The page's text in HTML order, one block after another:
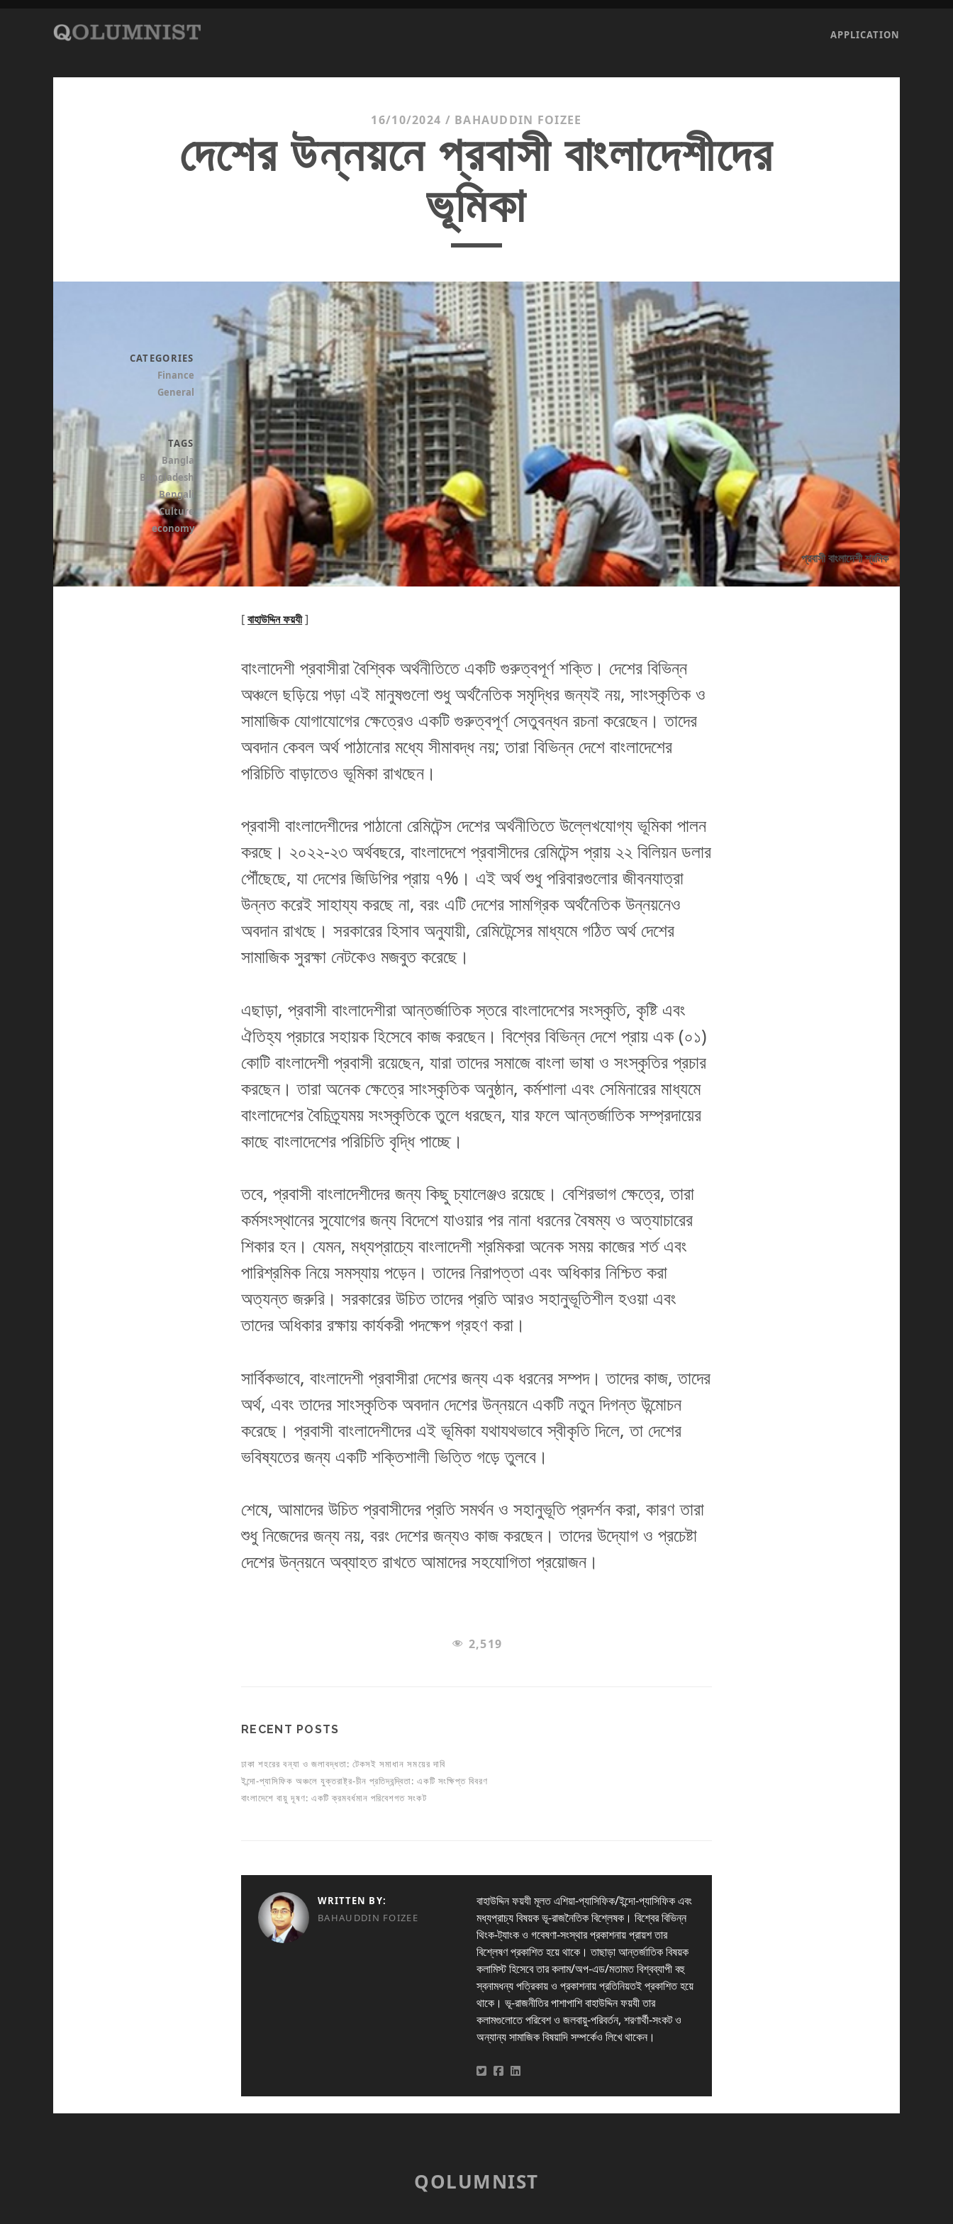
APPLICATION
16/10/2024 / BAHAUDDIN FOIZEE
দেশের উন্নয়নে প্রবাসী বাংলাদেশীদের
ভূমিকা
প্রবাসী বাংলাদেশী শ্রমিক
[বাহাউদ্দিন ফয়যী]
বাংলাদেশী প্রবাসীরা বৈশ্বিক অর্থনীতিতে একটি গুরুত্বপূর্ণ শক্তি। দেশের বিভিন্ন
অঞ্চলে ছড়িয়ে পড়া এই মানুষগুলো শুধু অর্থনৈতিক সমৃদ্ধির জন্যই নয়, সাংস্কৃতিক ও
সামাজিক যোগাযোগের ক্ষেত্রেও একটি গুরুত্বপূর্ণ সেতুবন্ধন রচনা করেছেন। তাদের
অবদান কেবল অর্থ পাঠানোর মধ্যে সীমাবদ্ধ নয়; তারা বিভিন্ন দেশে বাংলাদেশের
পরিচিতি বাড়াতেও ভূমিকা রাখছেন।
প্রবাসী বাংলাদেশীদের পাঠানো রেমিটেন্স দেশের অর্থনীতিতে উল্লেখযোগ্য ভূমিকা পালন
করছে। ২০২২-২৩ অর্থবছরে, বাংলাদেশে প্রবাসীদের রেমিটেন্স প্রায় ২২ বিলিয়ন ডলার
পৌঁছেছে, যা দেশের জিডিপির প্রায় ৭%। এই অর্থ শুধু পরিবারগুলোর জীবনযাত্রা
উন্নত করেই সাহায্য করছে না, বরং এটি দেশের সামগ্রিক অর্থনৈতিক উন্নয়নেও
অবদান রাখছে। সরকারের হিসাব অনুযায়ী, রেমিটেন্সের মাধ্যমে গঠিত অর্থ দেশের
সামাজিক সুরক্ষা নেটকেও মজবুত করেছে।
এছাড়া, প্রবাসী বাংলাদেশীরা আন্তর্জাতিক স্তরে বাংলাদেশের সংস্কৃতি, কৃষ্টি এবং
ঐতিহ্য প্রচারে সহায়ক হিসেবে কাজ করছেন। বিশ্বের বিভিন্ন দেশে প্রায় এক (০১)
কোটি বাংলাদেশী প্রবাসী রয়েছেন, যারা তাদের সমাজে বাংলা ভাষা ও সংস্কৃতির প্রচার
করছেন। তারা অনেক ক্ষেত্রে সাংস্কৃতিক অনুষ্ঠান, কর্মশালা এবং সেমিনারের মাধ্যমে
বাংলাদেশের বৈচিত্র্যময় সংস্কৃতিকে তুলে ধরছেন, যার ফলে আন্তর্জাতিক সম্প্রদায়ের
কাছে বাংলাদেশের পরিচিতি বৃদ্ধি পাচ্ছে।
তবে, প্রবাসী বাংলাদেশীদের জন্য কিছু চ্যালেঞ্জও রয়েছে। বেশিরভাগ ক্ষেত্রে, তারা
কর্মসংস্থানের সুযোগের জন্য বিদেশে যাওয়ার পর নানা ধরনের বৈষম্য ও অত্যাচারের
শিকার হন। যেমন, মধ্যপ্রাচ্যে বাংলাদেশী শ্রমিকরা অনেক সময় কাজের শর্ত এবং
পারিশ্রমিক নিয়ে সমস্যায় পড়েন। তাদের নিরাপত্তা এবং অধিকার নিশ্চিত করা
অত্যন্ত জরুরি। সরকারের উচিত তাদের প্রতি আরও সহানুভূতিশীল হওয়া এবং
তাদের অধিকার রক্ষায় কার্যকরী পদক্ষেপ গ্রহণ করা।
সার্বিকভাবে, বাংলাদেশী প্রবাসীরা দেশের জন্য এক ধরনের সম্পদ। তাদের কাজ, তাদের
অর্থ, এবং তাদের সাংস্কৃতিক অবদান দেশের উন্নয়নে একটি নতুন দিগন্ত উন্মোচন
করেছে। প্রবাসী বাংলাদেশীদের এই ভূমিকা যথাযথভাবে স্বীকৃতি দিলে, তা দেশের
ভবিষ্যতের জন্য একটি শক্তিশালী ভিত্তি গড়ে তুলবে।
শেষে, আমাদের উচিত প্রবাসীদের প্রতি সমর্থন ও সহানুভূতি প্রদর্শন করা, কারণ তারা
শুধু নিজেদের জন্য নয়, বরং দেশের জন্যও কাজ করছেন। তাদের উদ্যোগ ও প্রচেষ্টা
দেশের উন্নয়নে অব্যাহত রাখতে আমাদের সহযোগিতা প্রয়োজন।
2,519
RECENT POSTS
ঢাকা শহরের বন্যা ও জলাবদ্ধতা: টেকসই সমাধান সময়ের দাবি
ইন্দো-প্যাসিফিক অঞ্চলে যুক্তরাষ্ট্র-চীন প্রতিদ্বন্দ্বিতা: একটি সংক্ষিপ্ত বিবরণ
বাংলাদেশে বায়ু দূষণ: একটি ক্রমবর্ধমান পরিবেশগত সংকট
CATEGORIES
Finance
General
TAGS
Bangla
Bangladesh
Bengali
Culture
economy
WRITTEN BY:
BAHAUDDIN FOIZEE
বাহাউদ্দিন ফয়যী মূলত এশিয়া-প্যাসিফিক/ইন্দো-প্যাসিফিক এবং
মধ্যপ্রাচ্য বিষয়ক ভূ-রাজনৈতিক বিশ্লেষক। বিশ্বের বিভিন্ন
থিংক-ট্যাংক ও গবেষণা-সংস্থার প্রকাশনায় প্রায়শ তার
বিশ্লেষণ প্রকাশিত হয়ে থাকে। তাছাড়া আন্তর্জাতিক বিষয়ক
কলামিস্ট হিসেবে তার কলাম/অপ-এড/মতামত বিশ্বব্যাপী বহু
স্বনামধন্য পত্রিকায় ও প্রকাশনায় প্রতিনিয়তই প্রকাশিত হয়ে
থাকে। ভূ-রাজনীতির পাশাপাশি বাহাউদ্দিন ফয়যী তার
কলামগুলোতে পরিবেশ ও জলবায়ু-পরিবর্তন, শরণার্থী-সংকট ও
অন্যান্য সামাজিক বিষয়াদি সম্পর্কেও লিখে থাকেন।
QOLUMNIST